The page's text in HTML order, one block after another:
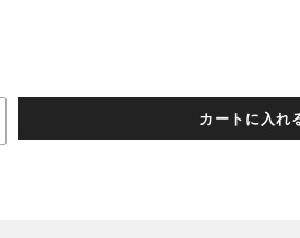
カートに入れ